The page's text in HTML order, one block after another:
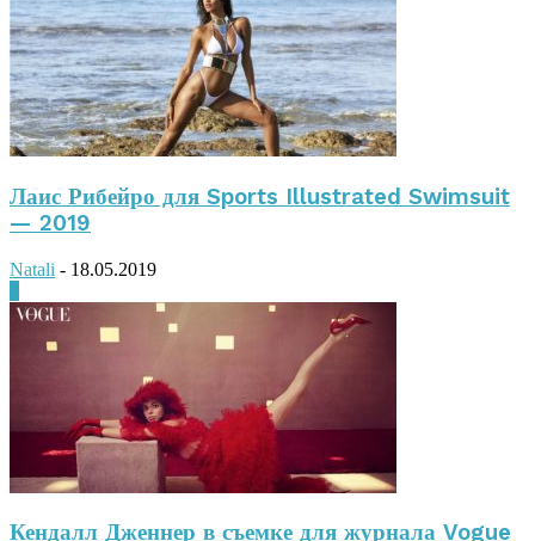
Лаис Рибейро для Sports Illustrated Swimsuit
— 2019
Natali - 18.05.2019
Кендалл Дженнер в съемке для журнала Vogue